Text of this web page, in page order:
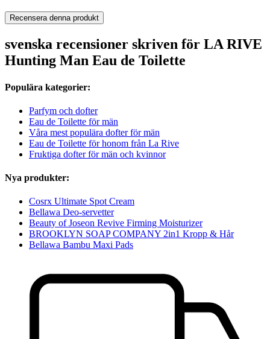
Recensera denna produkt
svenska recensioner skriven för LA RIVE
Hunting Man Eau de Toilette
Populära kategorier:
Parfym och dofter
Eau de Toilette för män
Våra mest populära dofter för män
Eau de Toilette för honom från La Rive
Fruktiga dofter för män och kvinnor
Nya produkter:
Cosrx Ultimate Spot Cream
Bellawa Deo-servetter
Beauty of Joseon Revive Firming Moisturizer
BROOKLYN SOAP COMPANY 2in1 Kropp & Hår
Bellawa Bambu Maxi Pads